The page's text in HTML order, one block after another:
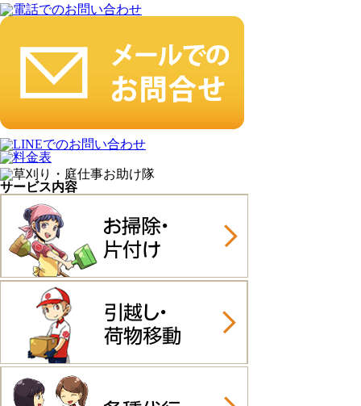
サービス内容